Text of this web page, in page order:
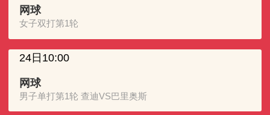
网球
女子双打第1轮
24日10:00
网球
男子单打第1轮 查迪VS巴里奥斯